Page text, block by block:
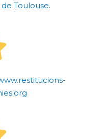
Toulouse.